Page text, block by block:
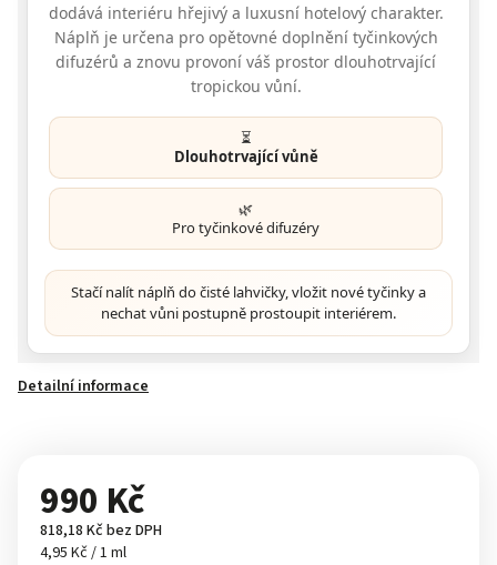
dodává interiéru hřejivý a luxusní hotelový charakter.
Náplň je určena pro opětovné doplnění tyčinkových
difuzérů a znovu provoní váš prostor dlouhotrvající
tropickou vůní.
⏳
Dlouhotrvající vůně
🌿
Pro tyčinkové difuzéry
Stačí nalít náplň do čisté lahvičky, vložit nové tyčinky a
nechat vůni postupně prostoupit interiérem.
Detailní informace
990 Kč
818,18 Kč bez DPH
4,95 Kč / 1 ml